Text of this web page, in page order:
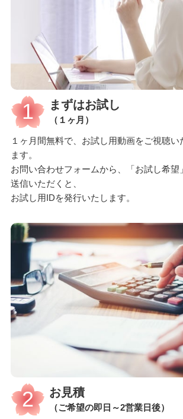
1 まずはお試し
（１ヶ月）
１ヶ月間無料で、お試し用動画をご視聴い
ます。
お問い合わせフォームから、「お試し希
送信いただくと、
お試し用IDを発行いたします。
2 お見積
（ご希望の即日～2営業日後）